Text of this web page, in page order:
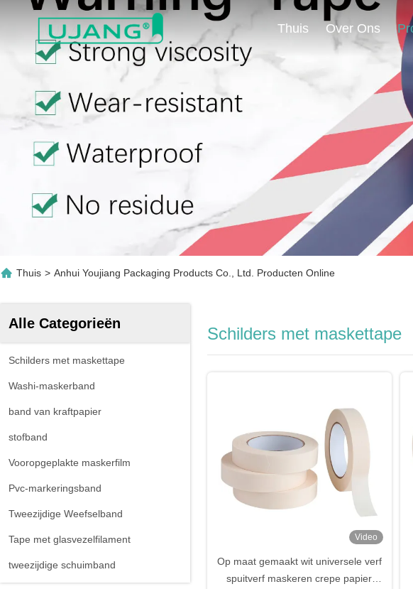
Thuis Over Ons
Thuis > Anhui Youjiang Packaging Products Co., Ltd. Producten Online
Alle Categorieën
Schilders met maskettape
Washi-maskerband
band van kraftpapier
stofband
Vooropgeplakte maskerfilm
Pvc-markeringsband
Tweezijdige Weefselband
Tape met glasvezelfilament
tweezijdige schuimband
Schilders met maskettape
Video
Op maat gemaakt wit universele verf
spuitverf maskeren crepe papier